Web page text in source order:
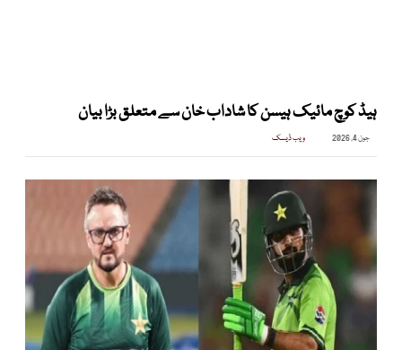
ہیڈ کوچ مائیک ہیسن کا شاداب خان سے متعلق بڑا بیان
جون 4, 2026 ویب ڈیسک